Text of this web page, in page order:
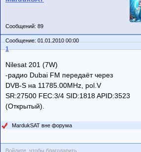
Сообщений: 89
Сообщение: 01.01.2010 00:00
1
Nilesat 201 (7W)
-радио Dubai FM передаёт через
DVB-S на 11785.00MHz, pol.V
SR:27500 FEC:3/4 SID:1818 APID:3523
(Открытый).
MardukSAT вне форума
Войдите, чтобы благодарить